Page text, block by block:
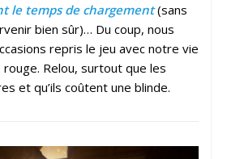
le temps de chargement(sans
bien sûr)… Du coup, nous
repris le jeu avec notre vie
rouge. Relou, surtout que les
et qu’ils coûtent une blinde.